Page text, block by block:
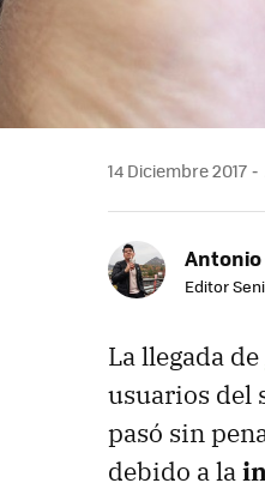
14 Diciembre 2017
Antonio
Editor
La llegada de
usuarios del
pasó sin
debido a la